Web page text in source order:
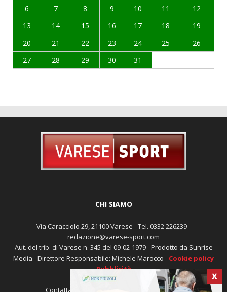
6
7 8 9 10 11
12
13
14 15 16 17 18
19
20
21 22 23 24 25
26
27
28 29 30 31
X
CHI SIAMO
Via Caracciolo 29, 21100 Varese - Tel. 0332 226239 -
redazione@varese-sport.com
Aut. del trib. di Varese n. 345 del 09-02-1979 - Prodotto da Sunrise
Media - Direttore Responsabile: Michele Marocco - Cookie policy
Pubblicità
Contattaci: redazione@varese-sport.com